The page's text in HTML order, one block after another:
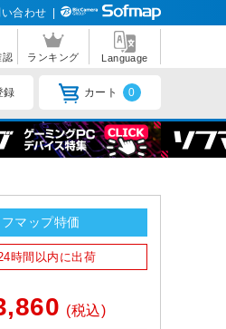
合わせ
認 ランキング Language
録 カート 0
フマップ特価
時間以内に出荷
(税込)